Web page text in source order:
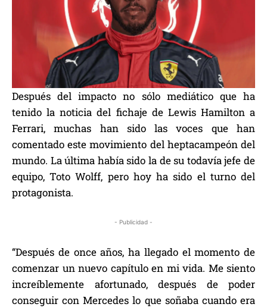
Después del impacto no sólo mediático que ha
tenido la noticia del fichaje de Lewis Hamilton a
Ferrari, muchas han sido las voces que han
comentado este movimiento del heptacampeón del
mundo. La última había sido la de su todavía jefe de
equipo, Toto Wolff, pero hoy ha sido el turno del
protagonista.
- Publicidad -
“Después de once años, ha llegado el momento de
comenzar un nuevo capítulo en mi vida. Me siento
increíblemente afortunado, después de poder
conseguir con Mercedes lo que soñaba cuando era